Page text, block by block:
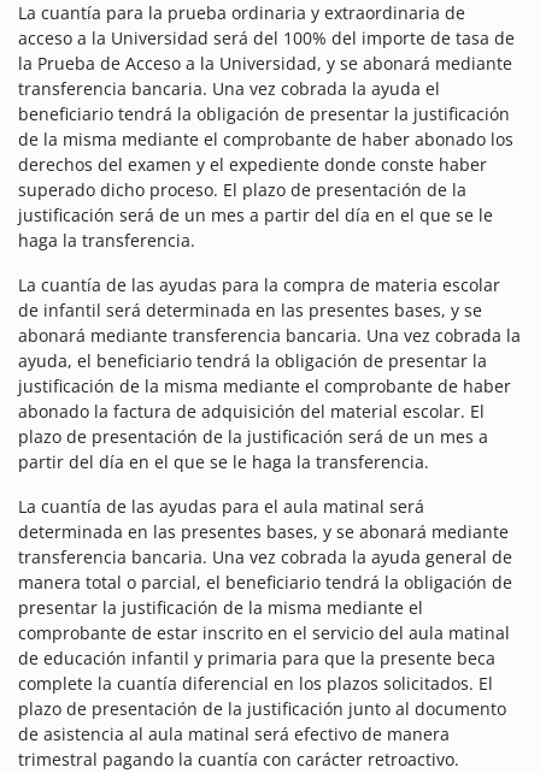
La cuantía para la prueba ordinaria y extraordinaria de
acceso a la Universidad será del 100% del importe de tasa de
la Prueba de Acceso a la Universidad, y se abonará mediante
transferencia bancaria. Una vez cobrada la ayuda el
beneficiario tendrá la obligación de presentar la justificación
de la misma mediante el comprobante de haber abonado los
derechos del examen y el expediente donde conste haber
superado dicho proceso. El plazo de presentación de la
justificación será de un mes a partir del día en el que se le
haga la transferencia.
La cuantía de las ayudas para la compra de materia escolar
de infantil será determinada en las presentes bases, y se
abonará mediante transferencia bancaria. Una vez cobrada la
ayuda, el beneficiario tendrá la obligación de presentar la
justificación de la misma mediante el comprobante de haber
abonado la factura de adquisición del material escolar. El
plazo de presentación de la justificación será de un mes a
partir del día en el que se le haga la transferencia.
La cuantía de las ayudas para el aula matinal será
determinada en las presentes bases, y se abonará mediante
transferencia bancaria. Una vez cobrada la ayuda general de
manera total o parcial, el beneficiario tendrá la obligación de
presentar la justificación de la misma mediante el
comprobante de estar inscrito en el servicio del aula matinal
de educación infantil y primaria para que la presente beca
complete la cuantía diferencial en los plazos solicitados. El
plazo de presentación de la justificación junto al documento
de asistencia al aula matinal será efectivo de manera
trimestral pagando la cuantía con carácter retroactivo.